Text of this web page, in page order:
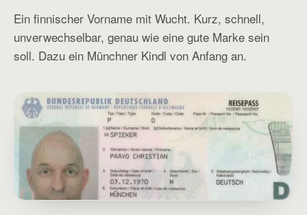
Ein finnischer Vorname mit Wucht. Kurz, schnell,
unverwechselbar, genau wie eine gute Marke sein
soll. Dazu ein Münchner Kindl von Anfang an.